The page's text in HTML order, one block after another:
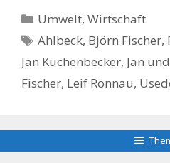
Kategorien
Umwelt,Wirtschaft
Schlagwörter
Ahlbeck, Björn Fischer,
Jan Kuchenbecker, Jan
Fischer, Leif Rönnau,